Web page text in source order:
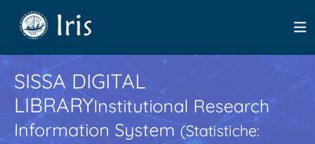
SISSA DIGITAL
LIBRARYInstitutional Research
Information System(Statistiche: